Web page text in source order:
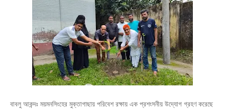
বাবলু আকন্দঃ ময়মনসিংহের মুক্তাগাছায় পরিবেশ রক্ষায় এক প্রশংসনীয় উদ্যোগ গ্রহণ করেছে